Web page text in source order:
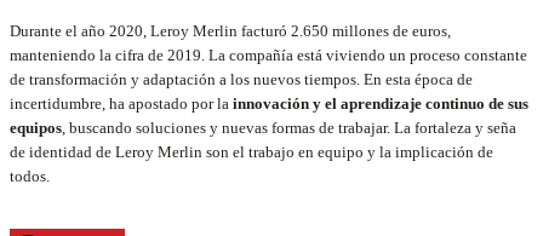
Durante el año 2020, Leroy Merlin facturó 2.650 millones de euros,
manteniendo la cifra de 2019. La compañía está viviendo un proceso constante
de transformación y adaptación a los nuevos tiempos. En esta época de
incertidumbre, ha apostado por la innovación y el aprendizaje continuo de sus
equipos, buscando soluciones y nuevas formas de trabajar. La fortaleza y seña
de identidad de Leroy Merlin son el trabajo en equipo y la implicación de
todos.